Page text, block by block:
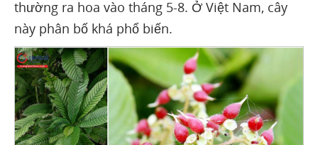
thường ra hoa vào tháng 5-8. Ở Việt Nam, cây
này phân bố khá phổ biến.